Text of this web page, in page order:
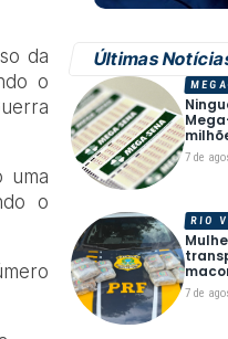
da
o
uma
o
Últimas
7 de
7 de
RIO